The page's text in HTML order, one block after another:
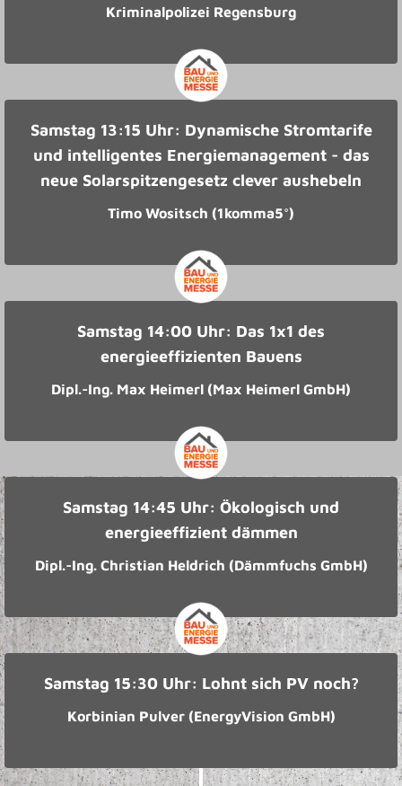
Kriminalpolizei Regensburg
Samstag 13:15 Uhr: Dynamische Stromtarife
und intelligentes Energiemanagement - das
neue Solarspitzengesetz clever aushebeln
Timo Wositsch (1komma5°)
Samstag 14:00 Uhr: Das 1x1 des
energieeffizienten Bauens
Dipl.-Ing. Max Heimerl (Max Heimerl GmbH)
Samstag 14:45 Uhr: Ökologisch und
energieeffizient dämmen
Dipl.-Ing. Christian Heldrich (Dämmfuchs GmbH)
Samstag 15:30 Uhr: Lohnt sich PV noch?
Korbinian Pulver (EnergyVision GmbH)